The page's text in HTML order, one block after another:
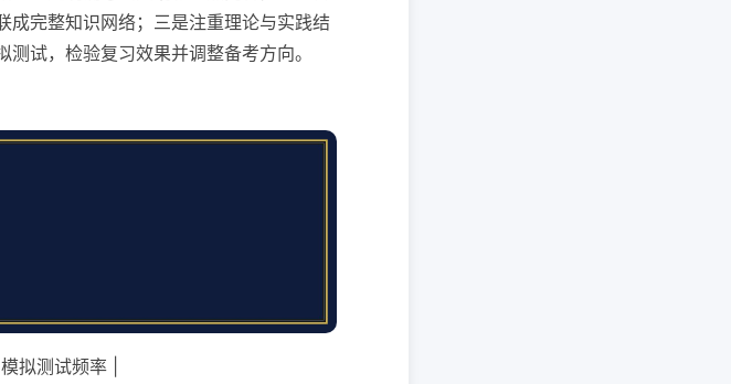
成完整知识网络；三是注重理论与实践结
试，检验复习效果并调整备考方向。
拟测试频率 |